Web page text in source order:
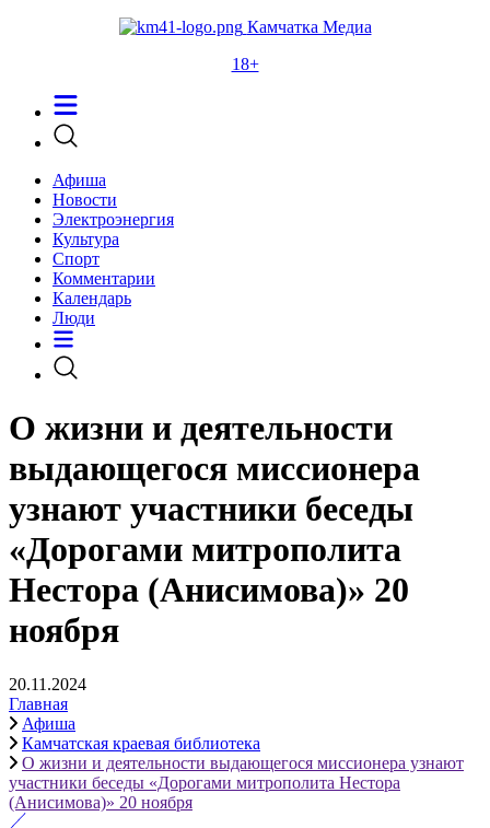
Камчатка Медиа
18+
Афиша
Новости
Электроэнергия
Культура
Спорт
Комментарии
Календарь
Люди
О жизни и деятельности
выдающегося миссионера
узнают участники беседы
«Дорогами митрополита
Нестора (Анисимова)» 20
ноября
20.11.2024
Главная
Афиша
Камчатская краевая библиотека
О жизни и деятельности выдающегося миссионера узнают
участники беседы «Дорогами митрополита Нестора
(Анисимова)» 20 ноября